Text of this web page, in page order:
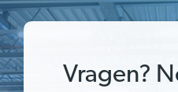
Vragen?